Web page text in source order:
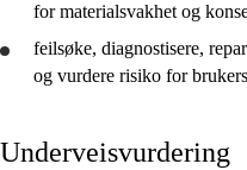
for materialsvakhet og
feilsøke, diagnostisere,
og vurdere risiko for
Underveisvurdering